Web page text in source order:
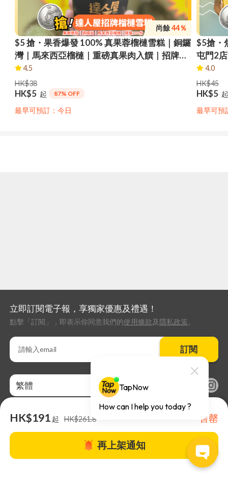
尚餘44％
$5 搶・果香爆發 100% 真果蓉榴槤雪糕｜銅鑼
灣｜馬來西亞榴槤｜重磅真果肉入饌｜招牌榴
槤雪糕｜即換即食｜限量100份
4.5
HK$38
HK$5 起 87% OFF
最早可預訂：今日
$5搶・
屯門2
金枕頭
市自取
4.0
HK$45
HK$5 起
最早可預
HK$191 起 HK$261.8 售罄
再上架通知
立即訂閱電子報，享獨家優惠及禮遇！
點擊「訂閱」，即表示你同意我們的使用條款及 隱私政策。
訂閱
繁體
關於TapNow |TapNow Blog |加入成為合作夥伴|網站條款 |幫助